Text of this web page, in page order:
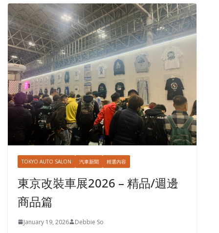
TOKYO AUTO SALON 汽車新聞 精選內容
東京改裝車展2026 – 精品/週邊
商品篇
January 19, 2026 Debbie So